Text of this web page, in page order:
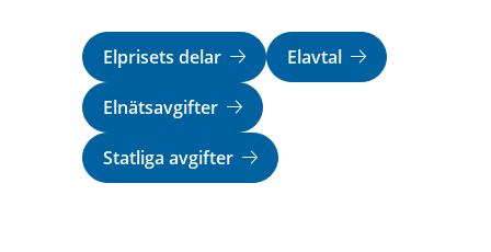
Elprisets delar Elavtal
Elnätsavgifter
Statliga avgifter